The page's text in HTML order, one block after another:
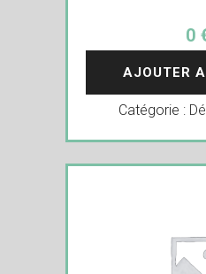
0
AJOUTER
Catégorie :